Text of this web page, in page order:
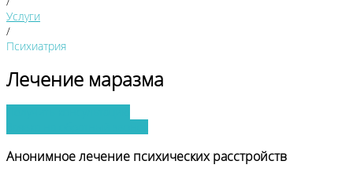
Услуги
/
Психиатрия
Лечение маразма
Анонимное лечение психических расстройств